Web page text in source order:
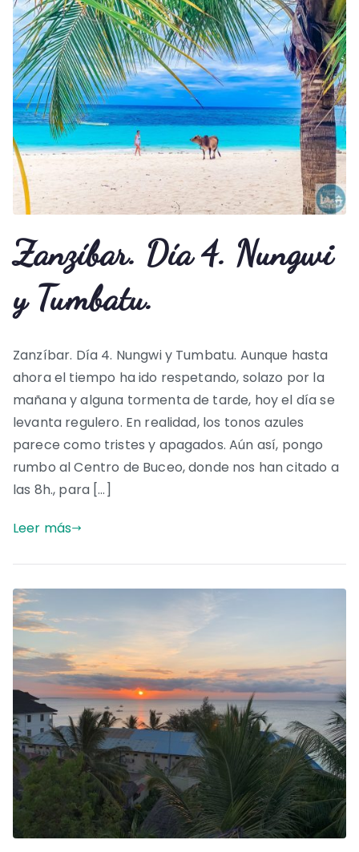
Zanzíbar. Día 4. Nungwi
y Tumbatu.
Zanzíbar. Día 4. Nungwi y Tumbatu. Aunque hasta
ahora el tiempo ha ido respetando, solazo por la
mañana y alguna tormenta de tarde, hoy el día se
levanta regulero. En realidad, los tonos azules
parece como tristes y apagados. Aún así, pongo
rumbo al Centro de Buceo, donde nos han citado a
las 8h., para […]
Leer más